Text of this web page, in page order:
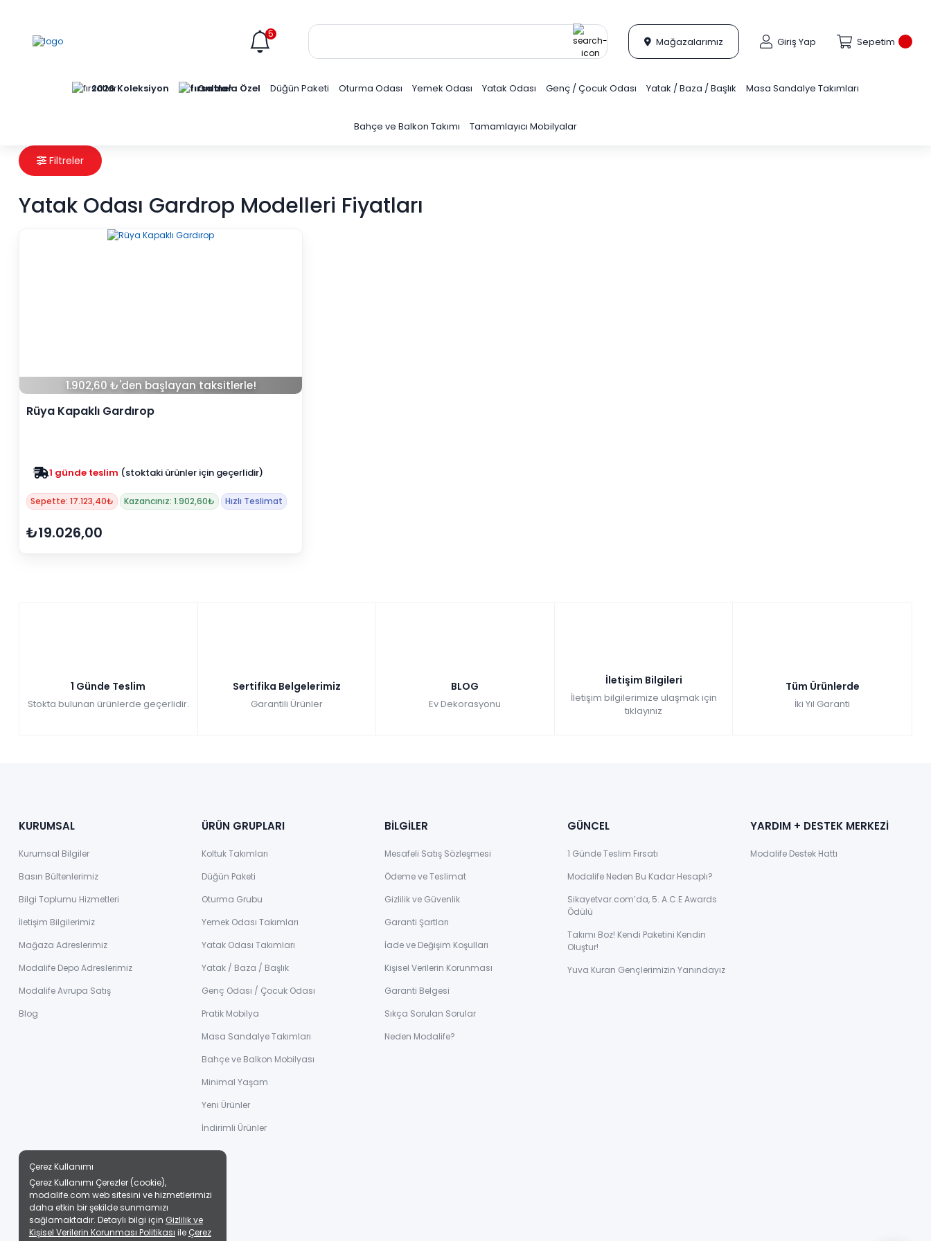
5
Mağazalarımız Giriş Yap Sepetim
2026 Koleksiyon Online'a Özel Düğün Paketi Oturma Odası Yemek Odası Yatak Odası Genç / Çocuk Odası Yatak / Baza / Başlık Masa Sandalye Takımları
Bahçe ve Balkon Takımı Tamamlayıcı Mobilyalar
Filtreler
Yatak Odası Gardrop Modelleri Fiyatları
1.902,60 ₺'den başlayan taksitlerle!
Rüya Kapaklı Gardırop
Zam yok 2025 fiyatları devam ediyor
Sepette: 17.123,40₺ Kazancınız: 1.902,60₺ Hızlı Teslimat
₺19.026,00
1 Günde Teslim
Stokta bulunan ürünlerde geçerlidir.
Sertifika Belgelerimiz
Garantili Ürünler
BLOG
Ev Dekorasyonu
İletişim Bilgileri
İletişim bilgilerimize ulaşmak için
tıklayınız
Tüm Ürünlerde
İki Yıl Garanti
KURUMSAL
Kurumsal Bilgiler
Basın Bültenlerimiz
Bilgi Toplumu Hizmetleri
İletişim Bilgilerimiz
Mağaza Adreslerimiz
Modalife Depo Adreslerimiz
Modalife Avrupa Satış
Blog
ÜRÜN GRUPLARI
Koltuk Takımları
Düğün Paketi
Oturma Grubu
Yemek Odası Takımları
Yatak Odası Takımları
Yatak / Baza / Başlık
Genç Odası / Çocuk Odası
Pratik Mobilya
Masa Sandalye Takımları
Bahçe ve Balkon Mobilyası
Minimal Yaşam
Yeni Ürünler
İndirimli Ürünler
BİLGİLER
Mesafeli Satış Sözleşmesi
Ödeme ve Teslimat
Gizlilik ve Güvenlik
Garanti Şartları
İade ve Değişim Koşulları
Kişisel Verilerin Korunması
Garanti Belgesi
Sıkça Sorulan Sorular
Neden Modalife?
GÜNCEL
1 Günde Teslim Fırsatı
Modalife Neden Bu Kadar Hesaplı?
Sikayetvar.com’da, 5. A.C.E Awards
Ödülü
Takımı Boz! Kendi Paketini Kendin
Oluştur!
Yuva Kuran Gençlerimizin Yanındayız
YARDIM + DESTEK MERKEZİ
Modalife Destek Hattı
Çerez Kullanımı
Çerez Kullanımı Çerezler (cookie),
modalife.com web sitesini ve hizmetlerimizi
daha etkin bir şekilde sunmamızı
sağlamaktadır. Detaylı bilgi için Gizlilik ve
Kişisel Verilerin Korunması Politikası ile Çerez